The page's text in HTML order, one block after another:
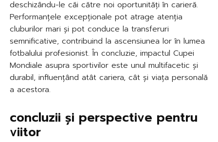
deschizându-le căi către noi oportunități în carieră.
Performanțele excepționale pot atrage atenția
cluburilor mari și pot conduce la transferuri
semnificative, contribuind la ascensiunea lor în lumea
fotbalului profesionist. În concluzie, impactul Cupei
Mondiale asupra sportivilor este unul multifacetic și
durabil, influențând atât cariera, cât și viața personală
a acestora.
concluzii și perspective pentru
viitor